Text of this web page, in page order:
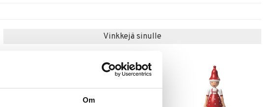
Om
Vinkkejä sinulle